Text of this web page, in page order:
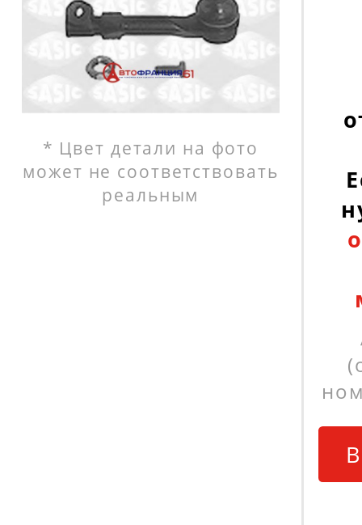
* Цвет детали на фото
может не соответствовать
реальным